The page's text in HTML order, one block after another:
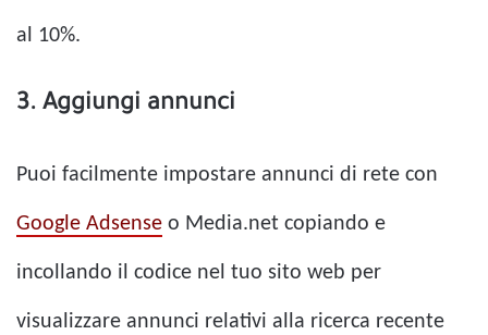
al 10%.
3. Aggiungi annunci
Puoi facilmente impostare annunci di rete con
Google Adsense o Media.net copiando e
incollando il codice nel tuo sito web per
visualizzare annunci relativi alla ricerca recente